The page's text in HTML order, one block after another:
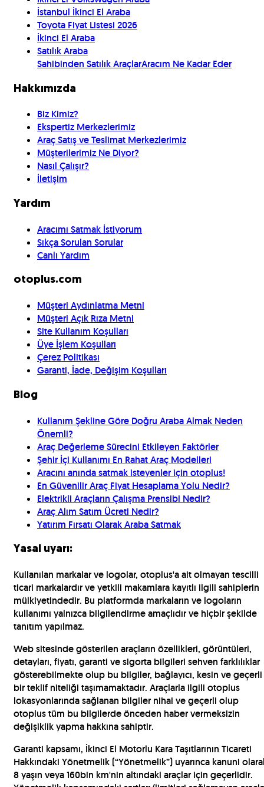
İstanbul İkinci El Araba
Toyota Fiyat Listesi 2026
İkinci El Araba
Satılık Araba
Sahibinden Satılık AraçlarAracım Ne Kadar Eder
Hakkımızda
Biz Kimiz?
Ekspertiz Merkezlerimiz
Araç Satış ve Teslimat Merkezlerimiz
Müşterilerimiz Ne Diyor?
Nasıl Çalışır?
İletişim
Yardım
Aracımı Satmak İstiyorum
Sıkça Sorulan Sorular
Canlı Yardım
otoplus.com
Müşteri Aydınlatma Metni
Müşteri Açık Rıza Metni
Site Kullanım Koşulları
Üye İşlem Koşulları
Çerez Politikası
Garanti, İade, Değişim Koşulları
Blog
Kullanım Şekline Göre Doğru Araba Almak Neden
Önemli?
Araç Değerleme Sürecini Etkileyen Faktörler
Şehir İçi Kullanımı En Rahat Araç Modelleri
Aracını anında satmak isteyenler için otoplus!
En Güvenilir Araç Fiyat Hesaplama Yolu Nedir?
Elektrikli Araçların Çalışma Prensibi Nedir?
Araç Alım Satım Ücreti Nedir?
Yatırım Fırsatı Olarak Araba Satmak
Yasal uyarı:
Kullanılan markalar ve logolar, otoplus'a ait olmayan tescilli
ticari markalardır ve yetkili makamlara kayıtlı ilgili sahiplerin
mülkiyetindedir. Bu platformda markaların ve logoların
kullanımı yalnızca bilgilendirme amaçlıdır ve hiçbir şekilde
tanıtım yapılmaz.
Web sitesinde gösterilen araçların özellikleri, görüntüleri,
detayları, fiyatı, garanti ve sigorta bilgileri sehven farklılıklar
gösterebilmekte olup bu bilgiler, bağlayıcı, kesin ve geçerli
bir teklif niteliği taşımamaktadır. Araçlarla ilgili otoplus
lokasyonlarında sağlanan bilgiler nihai ve geçerli olup
otoplus tüm bu bilgilerde önceden haber vermeksizin
değişiklik yapma hakkına sahiptir.
Garanti kapsamı, İkinci El Motorlu Kara Taşıtlarının Ticareti
Hakkındaki Yönetmelik (“Yönetmelik”) uyarınca kanuni
8 yaşın veya 160bin km'nin altındaki araçlar için geçerlidir.